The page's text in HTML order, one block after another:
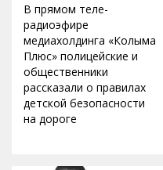
В прямом теле-
радиоэфире
медиахолдинга «Колыма
Плюс» полицейские и
общественники
рассказали о правилах
детской безопасности
на дороге